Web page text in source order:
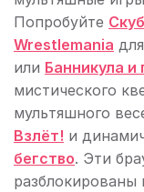
Попробуйте
Wrestlemania
или Банникула
мистического
мультяшного
Взлёт! и
бегство. Эти
разблокированы